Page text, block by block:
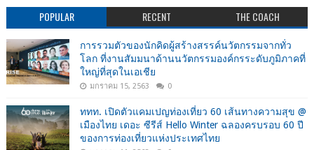
POPULAR RECENT THE COACH
การรวมตัวของนักคิดผู้สร้างสรรค์นวัตกรรมจากทั่ว
โลก ที่งานสัมมนาด้านนวัตกรรมองค์กรระดับภูมิภาคที่
ใหญ่ที่สุดในเอเชีย
มกราคม 15, 2563 0
ททท. เปิดตัวแคมเปญท่องเที่ยว 60 เส้นทางความสุข @
เมืองไทย เดอะ ซีรีส์ Hello Winter ฉลองครบรอบ 60 ปี
ของการท่องเที่ยวแห่งประเทศไทย